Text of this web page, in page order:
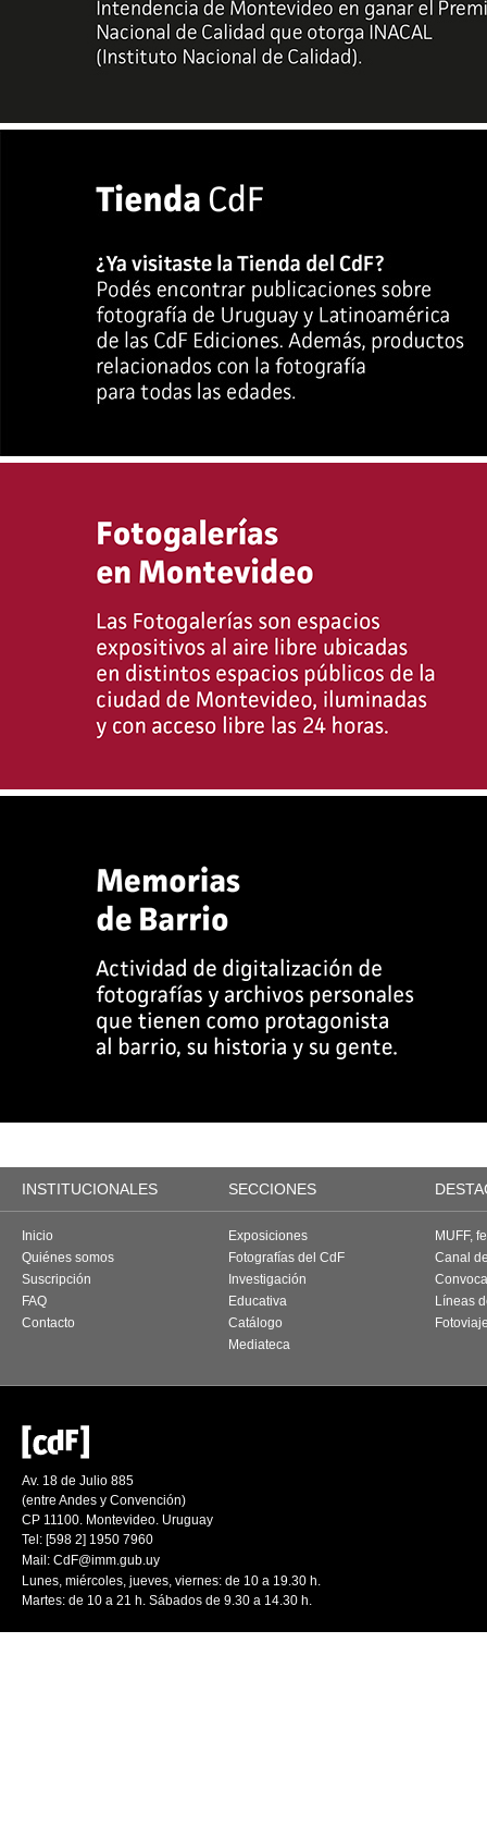
INSTITUCIONALES SECCIONES
Inicio
Quiénes somos
Suscripción
FAQ
Contacto
Exposiciones
Fotografías del CdF
Investigación
Educativa
Catálogo
Mediateca
MUFF,
Canal
Líneas
Av. 18 de Julio 885
(entre Andes y Convención)
CP 11100. Montevideo. Uruguay
Tel: [598 2] 1950 7960
Mail: CdF@imm.gub.uy
Lunes, miércoles, jueves, viernes: de 10 a 19.30 h.
Martes: de 10 a 21 h. Sábados de 9.30 a 14.30 h.